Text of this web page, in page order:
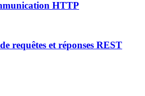
HTTP
requêtes et réponses REST